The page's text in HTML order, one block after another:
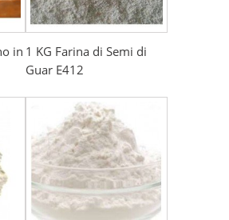
in 1 KG Farina di Semi di
Guar E412